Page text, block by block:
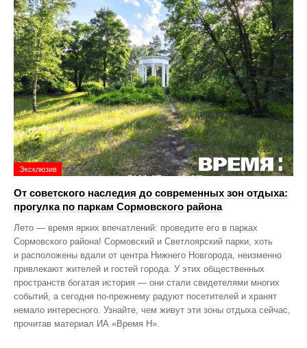
Эксклюзив
От советского наследия до современных зон отдыха:
прогулка по паркам Сормовского района
Лето — время ярких впечатлений: проведите его в парках
Сормовского района! Сормовский и Светлоярский парки, хоть
и расположены вдали от центра Нижнего Новгорода, неизменно
привлекают жителей и гостей города. У этих общественных
пространств богатая история — они стали свидетелями многих
событий, а сегодня по‑прежнему радуют посетителей и хранят
немало интересного. Узнайте, чем живут эти зоны отдыха сейчас,
прочитав материал ИА «Время Н».